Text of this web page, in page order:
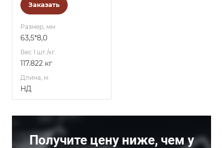
Заказать
Размер, мм
63,5*8,0
Вес 1 шт./кг.
117.822 кг
Длина, м
НД
Получите цену ниже, чем у